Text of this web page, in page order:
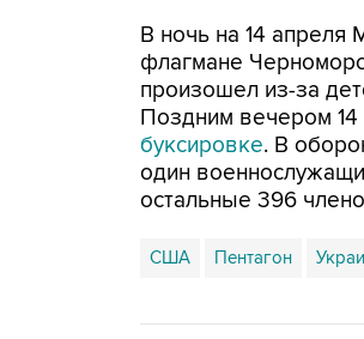
В ночь на 14
флагмане
произошел из-за
Поздним вечером 14
буксировке. В
один
остальные 396
США Пентагон